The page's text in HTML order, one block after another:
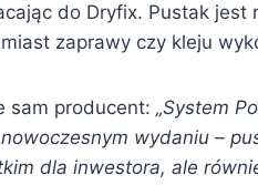
do Dryfix. Pustak
zaprawy czy kleju
sam producent: „System
wydaniu –
dla inwestora, ale